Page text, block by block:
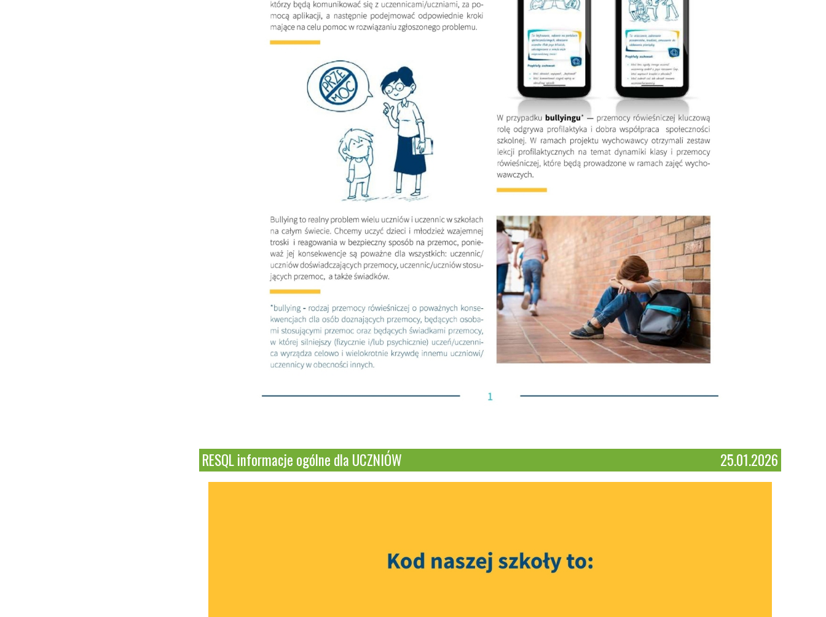
RESQL informacje ogólne dla UCZNIÓW 25.01.2026